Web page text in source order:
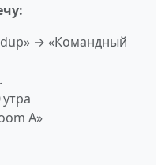
→ «Командный
A»